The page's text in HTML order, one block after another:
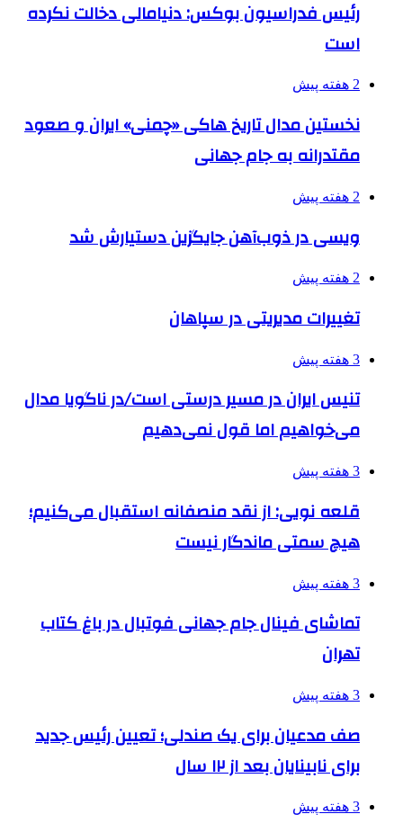
رئیس فدراسیون بوکس: دنیامالی دخالت نکرده
است
2 هفته پیش
نخستین مدال تاریخ هاکی «چمنی» ایران و صعود
مقتدرانه به جام جهانی
2 هفته پیش
ویسی در ذوب‌آهن جایگزین دستیارش شد
2 هفته پیش
تغییرات مدیریتی در سپاهان
3 هفته پیش
تنیس ایران در مسیر درستی است/در ناگویا مدال
می‌خواهیم اما قول نمی‌دهیم
3 هفته پیش
قلعه نویی: از نقد منصفانه استقبال می‌کنیم؛
هیچ سمتی ماندگار نیست
3 هفته پیش
تماشای فینال جام جهانی فوتبال در باغ کتاب
تهران
3 هفته پیش
صف مدعیان برای یک صندلی؛ تعیین رئیس جدید
برای نابینایان بعد از ۱۲ سال
3 هفته پیش